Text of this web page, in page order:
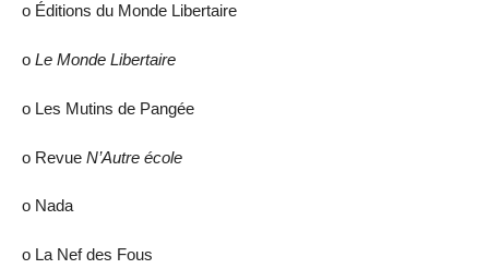
ο Éditions du Monde Libertaire
ο Le Monde Libertaire
ο Les Mutins de Pangée
ο Revue N’Autre école
ο Nada
ο La Nef des Fous